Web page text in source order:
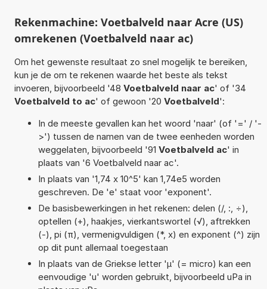
Rekenmachine: Voetbalveld naar Acre (US)
omrekenen (Voetbalveld naar ac)
Om het gewenste resultaat zo snel mogelijk te bereiken,
kun je de om te rekenen waarde het beste als tekst
invoeren, bijvoorbeeld '48 Voetbalveld naar ac' of '34
Voetbalveld to ac' of gewoon '20 Voetbalveld':
In de meeste gevallen kan het woord 'naar' (of '=' / '-
>') tussen de namen van de twee eenheden worden
weggelaten, bijvoorbeeld '91 Voetbalveld ac' in
plaats van '6 Voetbalveld naar ac'.
In plaats van '1,74 x 10^5' kan 1,74e5 worden
geschreven. De 'e' staat voor 'exponent'.
De basisbewerkingen in het rekenen: delen (/, :, ÷),
optellen (+), haakjes, vierkantswortel (√), aftrekken
(-), pi (π), vermenigvuldigen (*, x) en exponent (^) zijn
op dit punt allemaal toegestaan
In plaats van de Griekse letter 'µ' (= micro) kan een
eenvoudige 'u' worden gebruikt, bijvoorbeeld uPa in